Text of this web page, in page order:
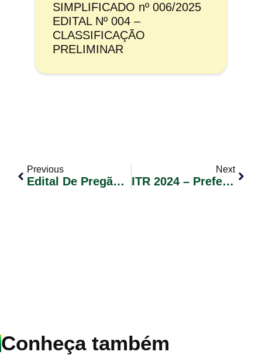
SIMPLIFICADO nº 006/2025
EDITAL Nº 004 –
CLASSIFICAÇÃO
PRELIMINAR
Previous
Edital De Pregão Eletrônico Nº 034/2024 – Contratação De Empresa Especializada Para Prestação De Serviços Médicos (pediatra E Psiquiatra), No Município De Glorinha/RS
Next
ITR 2024 – Prefeitura Municipal De Glorinha
Conheça também